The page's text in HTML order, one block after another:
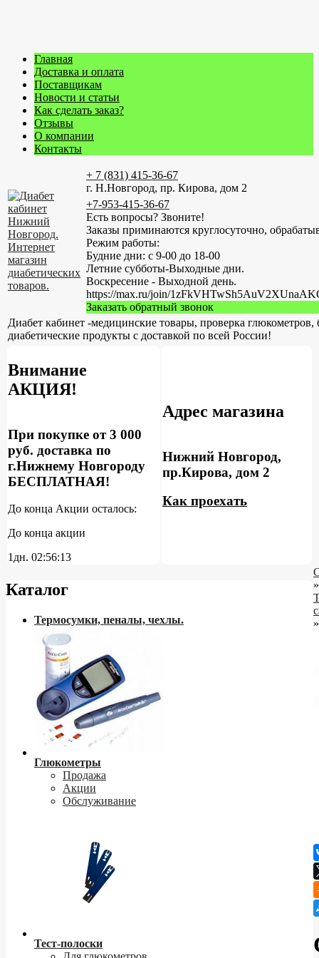
Главная
Доставка и оплата
Поставщикам
Новости и статьи
Как сделать заказ?
Отзывы
О компании
Контакты
+ 7 (831) 415-36-67
г. Н.Новгород, пр. Кирова, дом 2
+7-953-415-36-67
Есть вопросы? Звоните!
Заказы приминаются круглосуточно,
Режим работы:
Будние дни: с 9-00 до 18-00
Летние субботы-Выходные дни.
Воскресение - Выходной день.
https://max.ru/join/
Заказать обратный звонок
Диабет кабинет -медицинские товары, проверка глюкометров,
диабетические продукты с доставкой по всей России!
Внимание
АКЦИЯ!
При покупке от 3 000
руб. доставка по
г.Нижнему Новгороду
БЕСПЛАТНАЯ!
До конца Акции осталось:
До конца акции
1дн. 02:56:13
Адрес магазина
Нижний Новгород,
пр.Кирова, дом 2
Как проехать
Каталог
Термосумки, пеналы, чехлы.
Глюкометры
Продажа
Акции
Обслуживание
Тест-полоски
»
»